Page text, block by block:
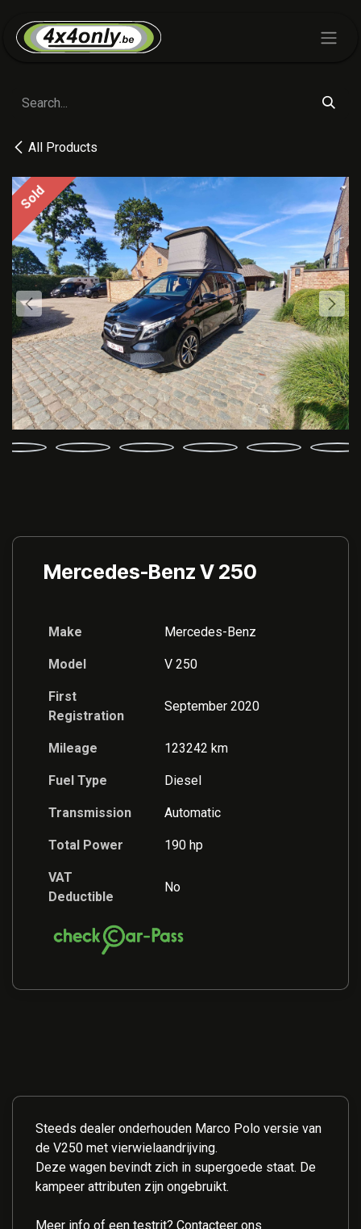
All Products
Sold
Mercedes-Benz V 250
Make Mercedes-Benz
Model V 250
First
Registration
September 2020
Mileage 123242 km
Fuel Type Diesel
Transmission Automatic
Total Power 190 hp
VAT
Deductible
No
Steeds dealer onderhouden Marco Polo versie van
de V250 met vierwielaandrijving.
Deze wagen bevindt zich in supergoede staat. De
kampeer attributen zijn ongebruikt.
Meer info of een testrit? Contacteer ons